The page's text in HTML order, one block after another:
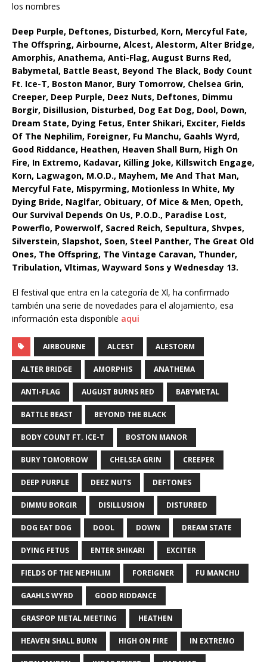
los nombres
Deep Purple, Deftones, Disturbed, Korn, Mercyful Fate,
The Offspring, Airbourne, Alcest, Alestorm, Alter Bridge,
Amorphis, Anathema, Anti-Flag, August Burns Red,
Babymetal, Battle Beast, Beyond The Black, Body Count
Ft. Ice-T, Boston Manor, Bury Tomorrow, Chelsea Grin,
Creeper, Deep Purple, Deez Nuts, Deftones, Dimmu
Borgir, Disillusion, Disturbed, Dog Eat Dog, Dool, Down,
Dream State, Dying Fetus, Enter Shikari, Exciter, Fields
Of The Nephilim, Foreigner, Fu Manchu, Gaahls Wyrd,
Good Riddance, Heathen, Heaven Shall Burn, High On
Fire, In Extremo, Kadavar, Killing Joke, Killswitch Engage,
Korn, Lagwagon, M.O.D., Mayhem, Me And That Man,
Mercyful Fate, Mispyrming, Motionless In White, My
Dying Bride, Naglfar, Obituary, Of Mice & Men, Opeth,
Our Survival Depends On Us, P.O.D., Paradise Lost,
Powerflo, Powerwolf, Sacred Reich, Sepultura, Shvpes,
Silverstein, Slapshot, Soen, Steel Panther, The Great Old
Ones, The Offspring, The Vintage Caravan, Thunder,
Tribulation, Vltimas, Wayward Sons y Wednesday 13.
El festival que entra en la categoría de Xl, ha confirmado
también una serie de novedades para el alojamiento, esa
información esta disponible aqui
AIRBOURNE ALCEST ALESTORM
ALTER BRIDGE AMORPHIS ANATHEMA
ANTI-FLAG AUGUST BURNS RED BABYMETAL
BATTLE BEAST BEYOND THE BLACK
BODY COUNT FT. ICE-T BOSTON MANOR
BURY TOMORROW CHELSEA GRIN CREEPER
DEEP PURPLE DEEZ NUTS DEFTONES
DIMMU BORGIR DISILLUSION DISTURBED
DOG EAT DOG DOOL DOWN DREAM STATE
DYING FETUS ENTER SHIKARI EXCITER
FIELDS OF THE NEPHILIM FOREIGNER FU MANCHU
GAAHLS WYRD GOOD RIDDANCE
GRASPOP METAL MEETING HEATHEN
HEAVEN SHALL BURN HIGH ON FIRE IN EXTREMO